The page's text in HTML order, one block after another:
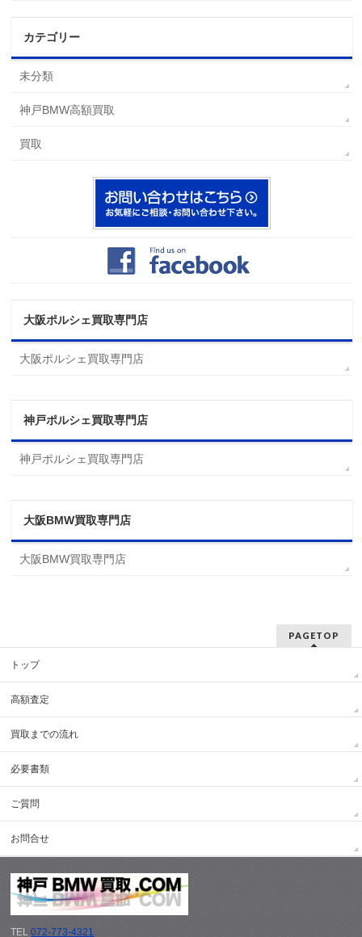
カテゴリー
未分類
神戸BMW高額買取
買取
大阪ポルシェ買取専門店
大阪ポルシェ買取専門店
神戸ポルシェ買取専門店
神戸ポルシェ買取専門店
大阪BMW買取専門店
大阪BMW買取専門店
PAGETOP
トップ
高額査定
買取までの流れ
必要書類
ご質問
お問合せ
TEL072-773-4321